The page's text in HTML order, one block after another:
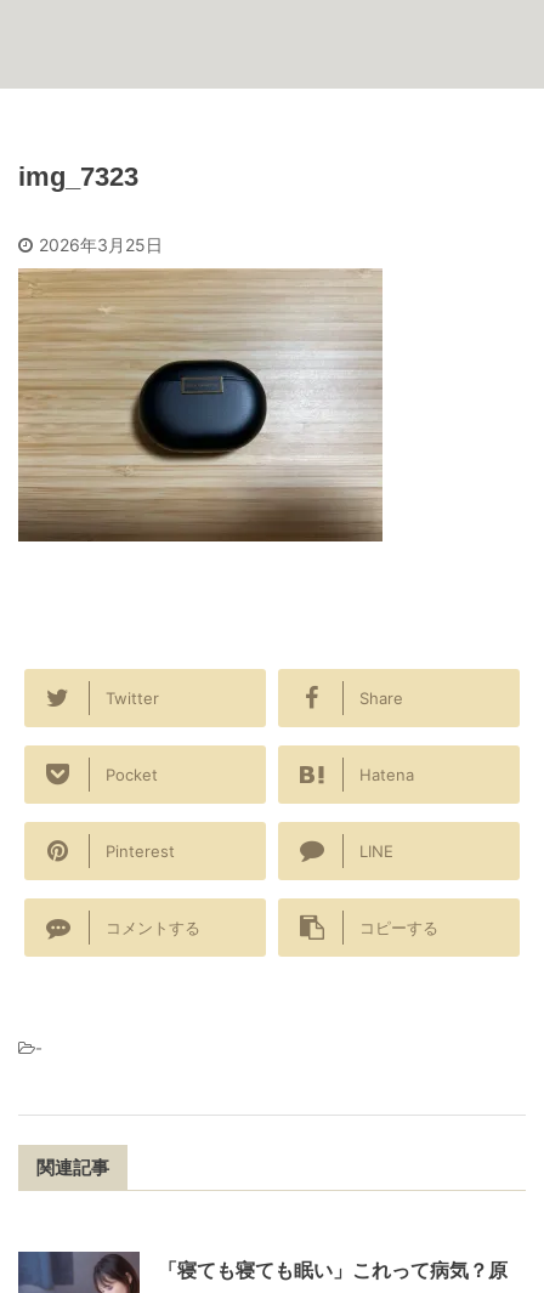
img_7323
2026年3月25日
Twitter Share
Pocket Hatena
Pinterest LINE
コメントする コピーする
-
関連記事
「寝ても寝ても眠い」これって病気？原